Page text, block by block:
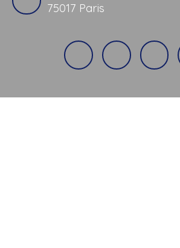
75017 Paris